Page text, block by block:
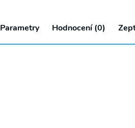
Parametry Hodnocení (0)